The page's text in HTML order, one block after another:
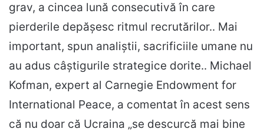
grav, a cincea lună consecutivă în care
pierderile depășesc ritmul recrutărilor.. Mai
important, spun analiștii, sacrificiile umane nu
au adus câștigurile strategice dorite.. Michael
Kofman, expert al Carnegie Endowment for
International Peace, a comentat în acest sens
că nu doar că Ucraina „se descurcă mai bine